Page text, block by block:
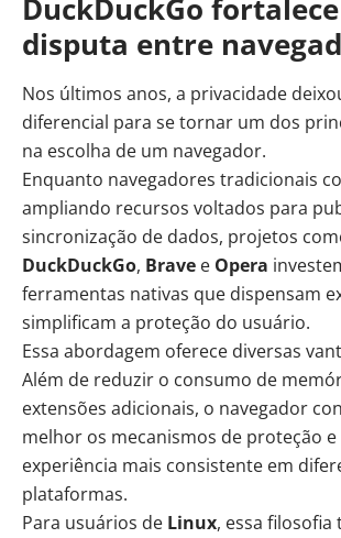
DuckDuckGo
disputa entre
Nos últimos anos, a privacidade
diferencial para se tornar um dos
na escolha de um navegador.
Enquanto navegadores tradicionais
ampliando recursos voltados para
sincronização de dados, projetos
DuckDuckGo, Brave e Opera
ferramentas nativas que dispensam
simplificam a proteção do usuário.
Essa abordagem oferece diversas
Além de reduzir o consumo de
extensões adicionais, o navegador
melhor os mecanismos de proteção
experiência mais consistente em
plataformas.
Para usuários de Linux, essa filosofia